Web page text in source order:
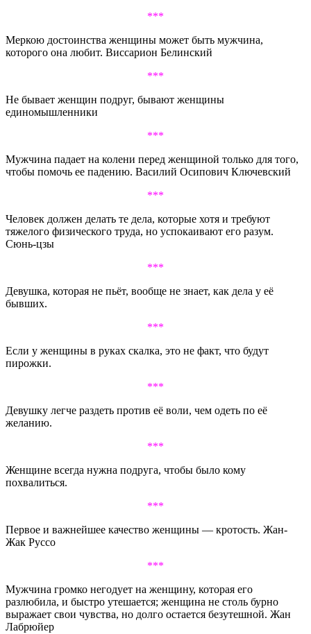
***
Меркою достоинства женщины может быть мужчина,
которого она любит. Виссарион Белинский
***
Не бывает женщин подруг, бывают женщины
единомышленники
***
Мужчина падает на колени перед женщиной только для того,
чтобы помочь ее падению. Василий Осипович Ключевский
***
Человек должен делать те дела, которые хотя и требуют
тяжелого физического труда, но успокаивают его разум.
Сюнь-цзы
***
Девушка, которая не пьёт, вообще не знает, как дела у её
бывших.
***
Если у женщины в руках скалка, это не факт, что будут
пирожки.
***
Девушку легче раздеть против её воли, чем одеть по её
желанию.
***
Женщине всегда нужна подруга, чтобы было кому
похвалиться.
***
Первое и важнейшее качество женщины — кротость. Жан-
Жак Руссо
***
Мужчина громко негодует на женщину, которая его
разлюбила, и быстро утешается; женщина не столь бурно
выражает свои чувства, но долго остается безутешной. Жан
Лабрюйер